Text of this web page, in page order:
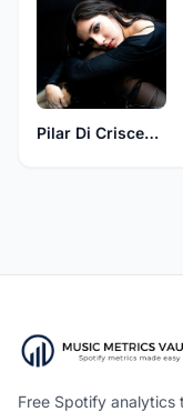
Pilar Di Criscenzo
Free Spotify